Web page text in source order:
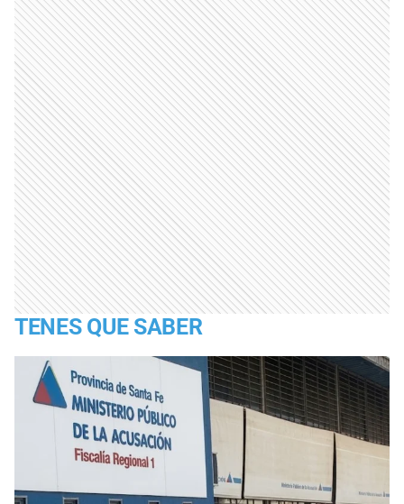
TENES QUE SABER